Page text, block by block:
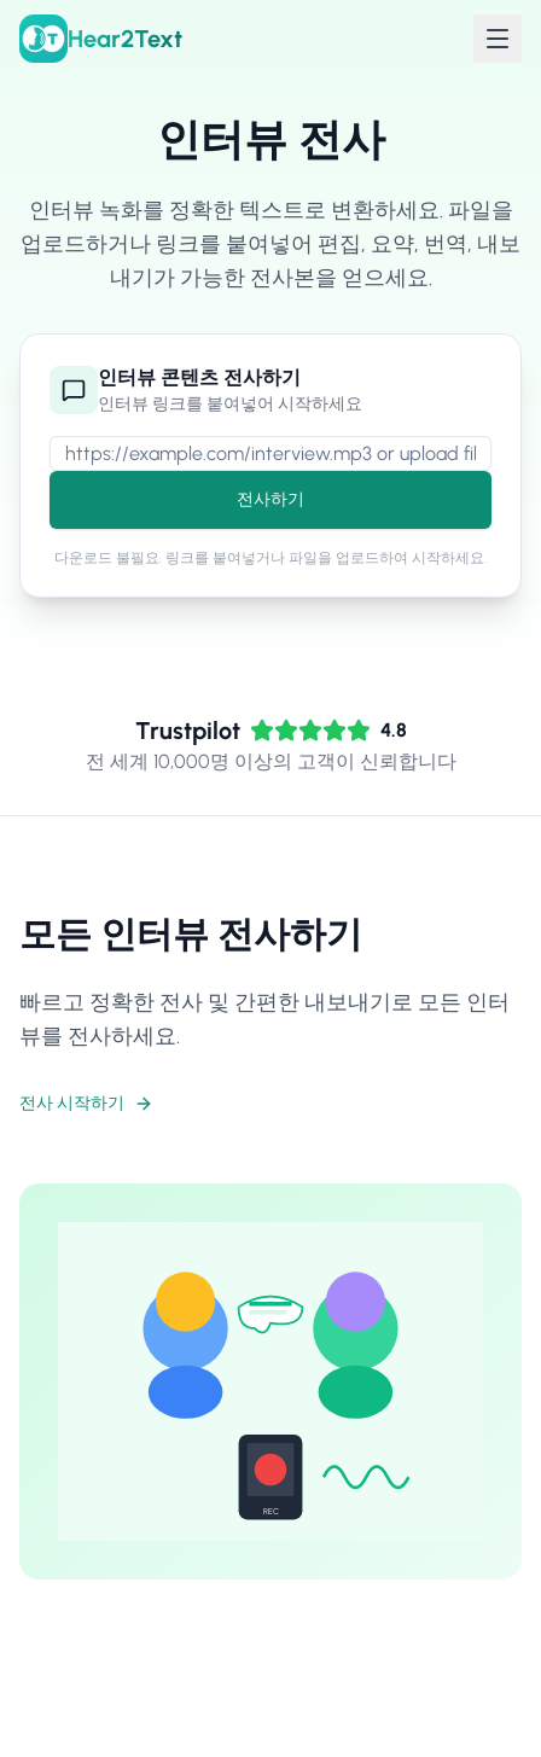
Hear2Text
인터뷰 전사
인터뷰 녹화를 정확한 텍스트로 변환하세요. 파일을
업로드하거나 링크를 붙여넣어 편집, 요약, 번역, 내보
내기가 가능한 전사본을 얻으세요.
인터뷰 콘텐츠 전사하기
인터뷰 링크를 붙여넣어 시작하세요
전사하기
다운로드 불필요. 링크를 붙여넣거나 파일을 업로드하여 시작하세요.
Trustpilot
4.8
전 세계 10,000명 이상의 고객이 신뢰합니다
모든 인터뷰 전사하기
빠르고 정확한 전사 및 간편한 내보내기로 모든 인터
뷰를 전사하세요.
전사 시작하기
REC